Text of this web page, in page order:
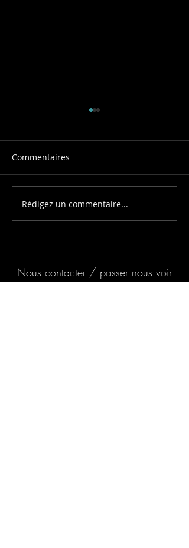
Un team building
collaboratif pour
Commentaires
Rédigez un commentaire...
Nous contacter / passer nous voir